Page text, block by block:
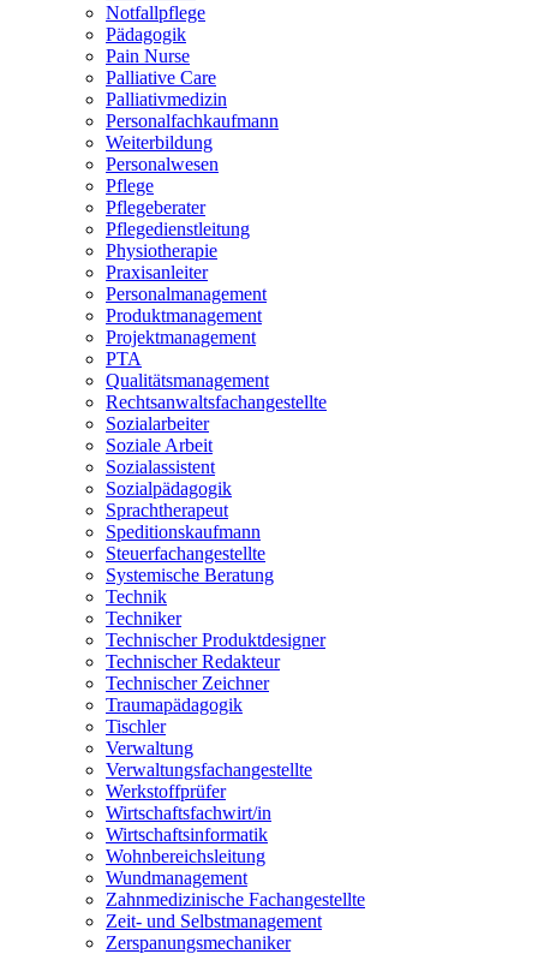
Notfallpflege
Pädagogik
Pain Nurse
Palliative Care
Palliativmedizin
Personalfachkaufmann
Weiterbildung
Personalwesen
Pflege
Pflegeberater
Pflegedienstleitung
Physiotherapie
Praxisanleiter
Personalmanagement
Produktmanagement
Projektmanagement
PTA
Qualitätsmanagement
Rechtsanwaltsfachangestellte
Sozialarbeiter
Soziale Arbeit
Sozialassistent
Sozialpädagogik
Sprachtherapeut
Speditionskaufmann
Steuerfachangestellte
Systemische Beratung
Technik
Techniker
Technischer Produktdesigner
Technischer Redakteur
Technischer Zeichner
Traumapädagogik
Tischler
Verwaltung
Verwaltungsfachangestellte
Werkstoffprüfer
Wirtschaftsfachwirt/in
Wirtschaftsinformatik
Wohnbereichsleitung
Wundmanagement
Zahnmedizinische Fachangestellte
Zeit- und Selbstmanagement
Zerspanungsmechaniker